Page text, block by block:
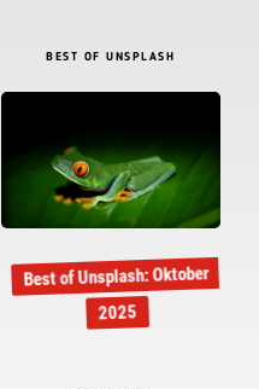
BEST OF UNSPLASH
Best of Unsplash: Oktober
2025